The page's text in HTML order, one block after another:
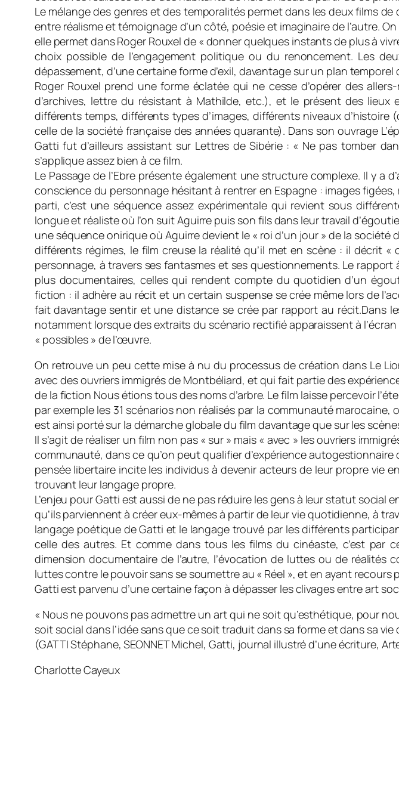
Le mélange des genres et des temporalités permet dans les deux films
entre réalisme et témoignage d’un côté, poésie et imaginaire de l’autre.
elle permet dans Roger Rouxel de « donner quelques instants de plus à
choix possible de l’engagement politique ou du renoncement. Les
dépassement, d’une certaine forme d’exil, davantage sur un plan
Roger Rouxel prend une forme éclatée qui ne cesse d’opérer des
d’archives, lettre du résistant à Mathilde, etc.), et le présent des
différents temps, différents types d’images, différents niveaux
celle de la société française des années quarante). Dans son ouvrage
Gatti fut d’ailleurs assistant sur Lettres de Sibérie : « Ne pas tomber
s’applique assez bien à ce film.
Le Passage de l’Ebre présente également une structure complexe. Il y
conscience du personnage hésitant à rentrer en Espagne : images
parti, c’est une séquence assez expérimentale qui revient sous
longue et réaliste où l’on suit Aguirre puis son fils dans leur travail
une séquence onirique où Aguirre devient le « roi d’un jour » de la
différents régimes, le film creuse la réalité qu’il met en scène : il décrit
personnage, à travers ses fantasmes et ses questionnements. Le
plus documentaires, celles qui rendent compte du quotidien d’un
fiction : il adhère au récit et un certain suspense se crée même lors de
fait davantage sentir et une distance se crée par rapport au récit.Dans
notamment lorsque des extraits du scénario rectifié apparaissent à
« possibles » de l’œuvre.
On retrouve un peu cette mise à nu du processus de création dans Le
avec des ouvriers immigrés de Montbéliard, et qui fait partie des
de la fiction Nous étions tous des noms d’arbre. Le film laisse percevoir
par exemple les 31 scénarios non réalisés par la communauté
est ainsi porté sur la démarche globale du film davantage que sur les
Il s’agit de réaliser un film non pas « sur » mais « avec » les ouvriers
communauté, dans ce qu’on peut qualifier d’expérience
pensée libertaire incite les individus à devenir acteurs de leur propre vie
trouvant leur langage propre.
L’enjeu pour Gatti est aussi de ne pas réduire les gens à leur statut social
qu’ils parviennent à créer eux-mêmes à partir de leur vie quotidienne, à
langage poétique de Gatti et le langage trouvé par les différents
celle des autres. Et comme dans tous les films du cinéaste, c’est par
dimension documentaire de l’autre, l’évocation de luttes ou de réalités
luttes contre le pouvoir sans se soumettre au « Réel », et en ayant recours
Gatti est parvenu d’une certaine façon à dépasser les clivages entre art
« Nous ne pouvons pas admettre un art qui ne soit qu’esthétique, pour
soit social dans l’idée sans que ce soit traduit dans sa forme et dans sa
(GATTI Stéphane, SEONNET Michel, Gatti, journal illustré d’une écriture,
Charlotte Cayeux